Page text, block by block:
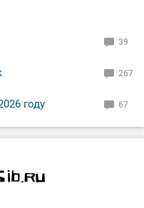
39
267
году 67